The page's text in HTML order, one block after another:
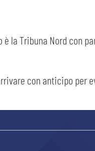
SEARCH
la Tribuna Nord con
con anticipo per